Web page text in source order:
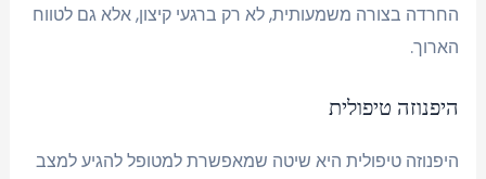
החרדה בצורה משמעותית, לא רק ברגעי קיצון, אלא גם לטווח
הארוך.
היפנוזה טיפולית
היפנוזה טיפולית היא שיטה שמאפשרת למטופל להגיע למצב